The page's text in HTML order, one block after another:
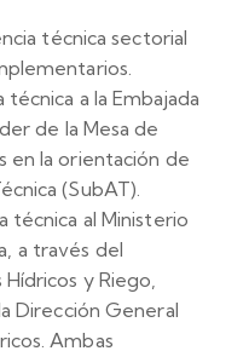
técnica sectorial
a la Embajada
de la Mesa de
en la orientación de
(SubAT).
técnica al Ministerio
a través del
y Riego,
Dirección General
Ambas